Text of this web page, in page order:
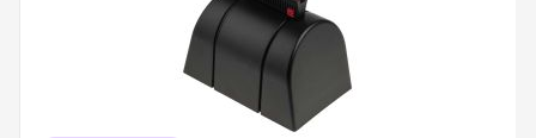
Le barriere di sicurezza industriali in vendita su
RS garantiscono prestazioni stabili anche nei
contesti operativi più gravosi. Le trovi già